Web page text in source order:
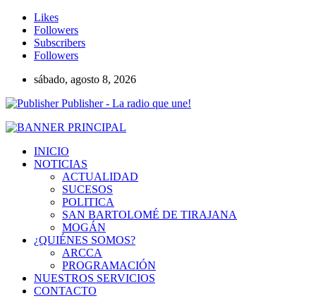
Likes
Followers
Subscribers
Followers
sábado, agosto 8, 2026
Publisher - La radio que une!
INICIO
NOTICIAS
ACTUALIDAD
SUCESOS
POLITICA
SAN BARTOLOMÉ DE TIRAJANA
MOGÁN
¿QUIÉNES SOMOS?
ARCCA
PROGRAMACIÓN
NUESTROS SERVICIOS
CONTACTO